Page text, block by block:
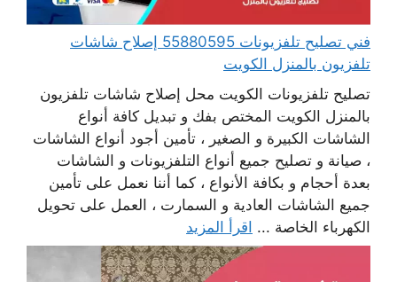
فني تصليح تلفزيونات 55880595 إصلاح شاشات
تلفزيون بالمنزل الكويت
تصليح تلفزيونات الكويت محل إصلاح شاشات تلفزيون
بالمنزل الكويت المختص بفك و تبديل كافة أنواع
الشاشات الكبيرة و الصغير ، تأمين أجود أنواع الشاشات
، صيانة و تصليح جميع أنواع التلفزيونات و الشاشات
بعدة أحجام و بكافة الأنواع ، كما أننا نعمل على تأمين
جميع الشاشات العادية و السمارت ، العمل على تحويل
الكهرباء الخاصة ... اقرأ المزيد